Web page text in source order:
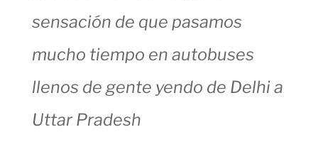
sensación de que pasamos
mucho tiempo en autobuses
llenos de gente yendo de Delhi a
Uttar Pradesh